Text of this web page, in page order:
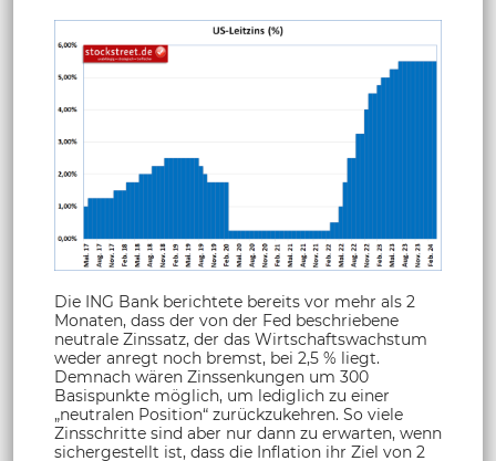
Die ING Bank berichtete bereits vor mehr als 2
Monaten, dass der von der Fed beschriebene
neutrale Zinssatz, der das Wirtschaftswachstum
weder anregt noch bremst, bei 2,5 % liegt.
Demnach wären Zinssenkungen um 300
Basispunkte möglich, um lediglich zu einer
„neutralen Position“ zurückzukehren. So viele
Zinsschritte sind aber nur dann zu erwarten, wenn
sichergestellt ist, dass die Inflation ihr Ziel von 2